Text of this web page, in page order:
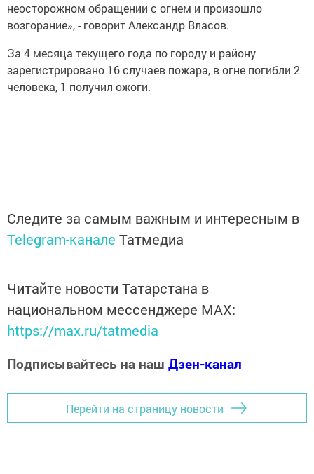
неосторожном обращении с огнем и произошло
возгорание», - говорит Александр Власов.
За 4 месяца текущего года по городу и району
зарегистрировано 16 случаев пожара, в огне погибли 2
человека, 1 получил ожоги.
Следите за самым важным и интересным в
Telegram-канале Татмедиа
Читайте новости Татарстана в
национальном мессенджере MАХ:
https://max.ru/tatmedia
Подписывайтесь на наш Дзен-канал
Перейти на страницу новости